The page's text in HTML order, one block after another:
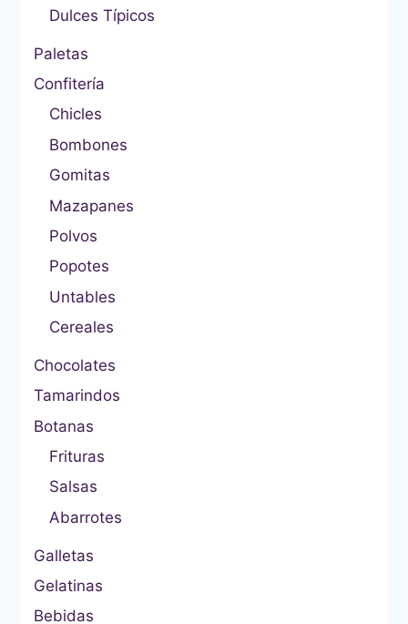
Dulces Típicos
Paletas
Confitería
Chicles
Bombones
Gomitas
Mazapanes
Polvos
Popotes
Untables
Cereales
Chocolates
Tamarindos
Botanas
Frituras
Salsas
Abarrotes
Galletas
Gelatinas
Bebidas